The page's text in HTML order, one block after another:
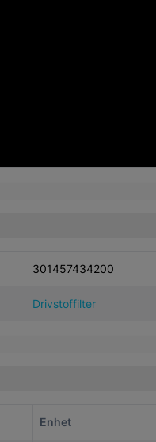
301457434200
Drivstoffilter
Enhet